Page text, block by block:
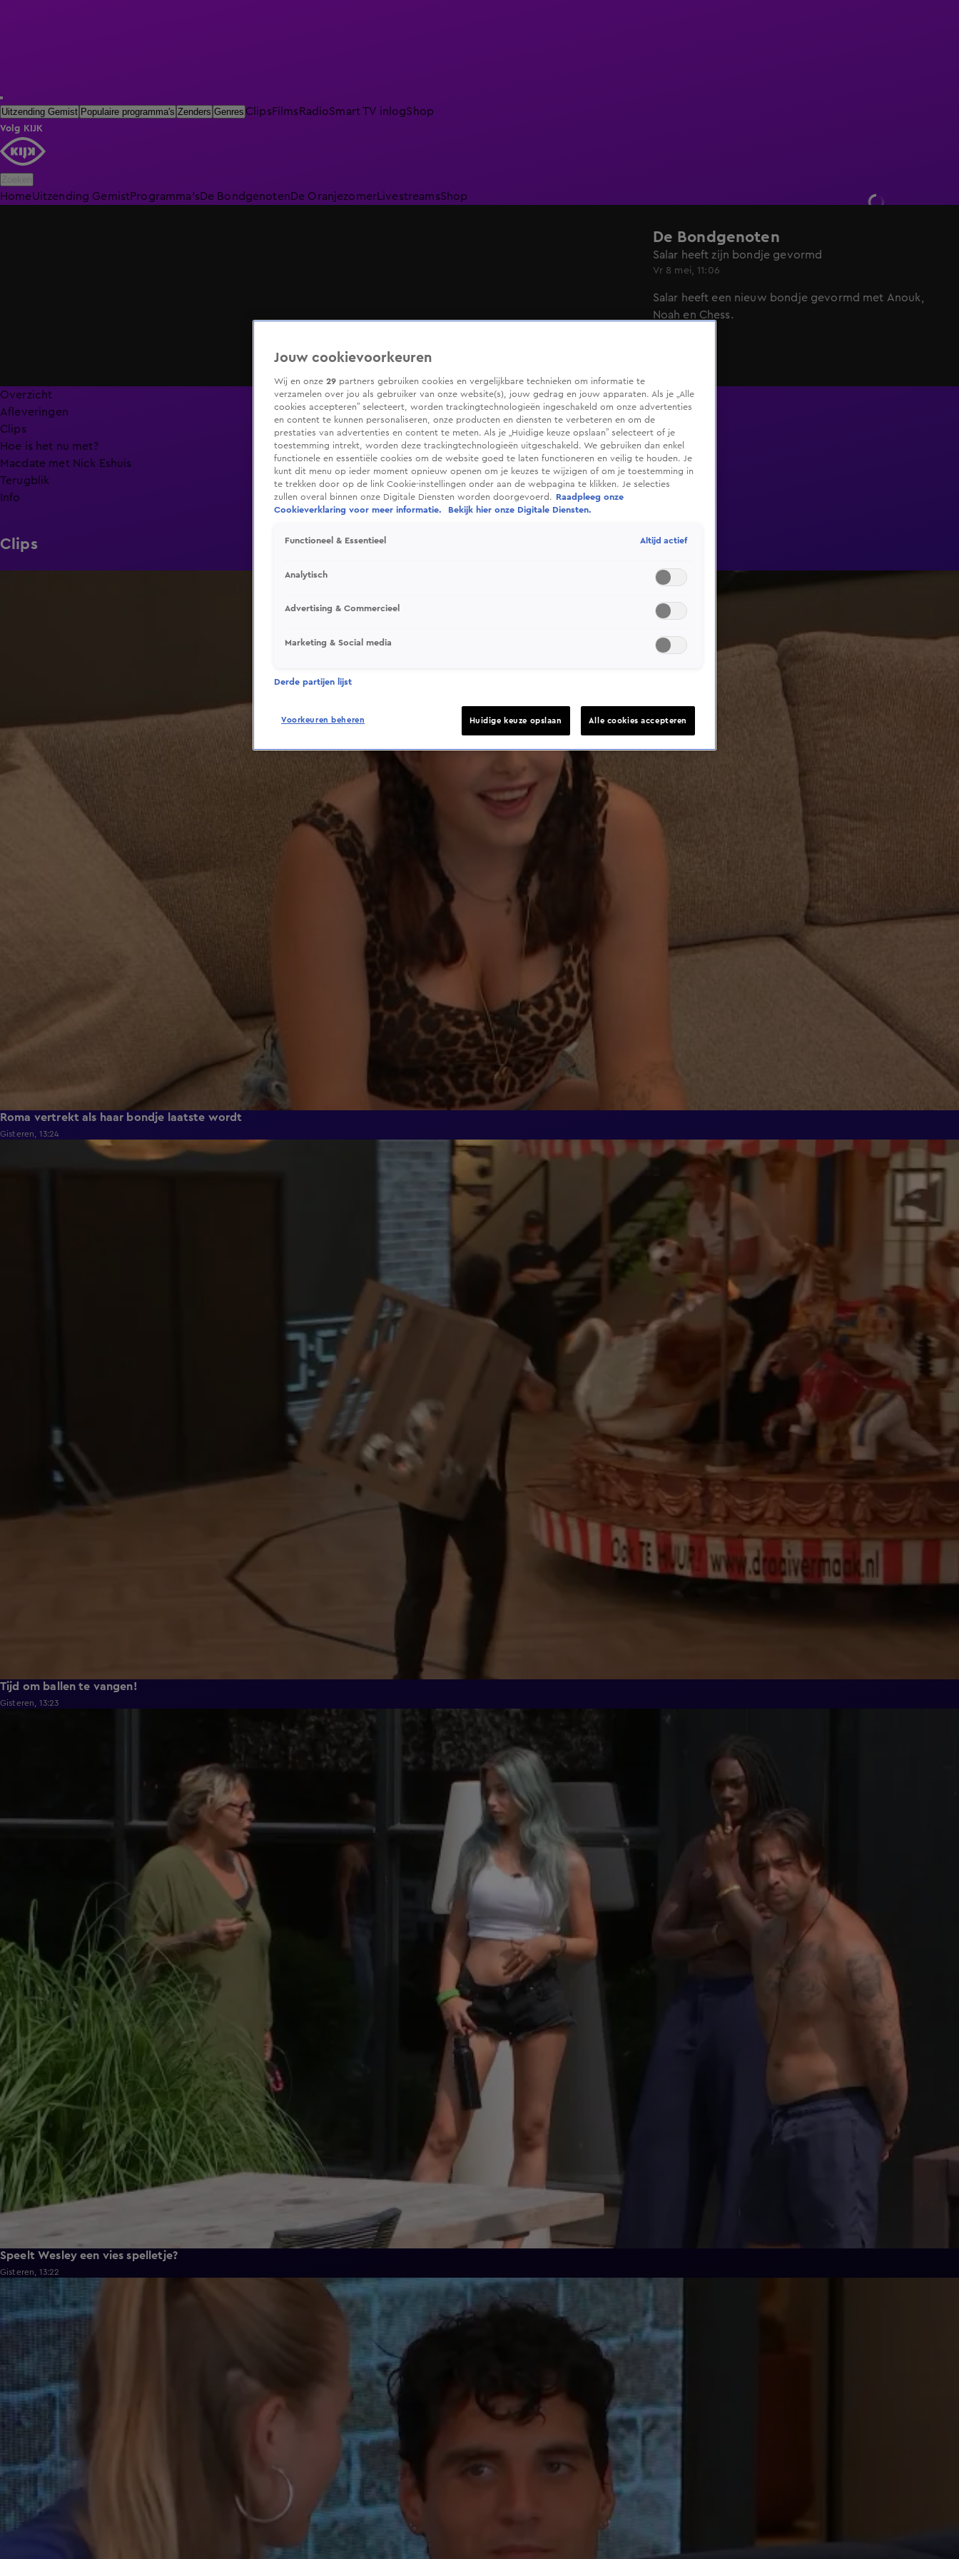
Uitzending Gemist Populaire programma's Zenders Genres ClipsFilmsRadioSmart TV inlogShop
Volg KIJK
HomeUitzending GemistProgramma'sDe BondgenotenDe Oranjezomer LivestreamsShop
De Bondgenoten
Salar heeft zijn bondje gevormd
Vr 8 mei, 11:06
Salar heeft een nieuw bondje gevormd met Anouk,
Noah en Chess.
Overzicht
Afleveringen
Clips
Hoe is het nu met?
Macdate met Nick Eshuis
Terugblik
Info
Clips
Roma vertrekt als haar bondje laatste wordt
Gisteren, 13:24
Tijd om ballen te vangen!
Gisteren, 13:23
Speelt Wesley een vies spelletje?
Gisteren, 13:22
Jouw cookievoorkeuren
Wij en onze 29 partners gebruiken cookies en vergelijkbare technieken om informatie te
verzamelen over jou als gebruiker van onze website(s), jouw gedrag en jouw apparaten. Als je „Alle
cookies accepteren” selecteert, worden trackingtechnologieën ingeschakeld om onze advertenties
en content te kunnen personaliseren, onze producten en diensten te verbeteren en om de
prestaties van advertenties en content te meten. Als je „Huidige keuze opslaan” selecteert of je
toestemming intrekt, worden deze trackingtechnologieën uitgeschakeld. We gebruiken dan enkel
functionele en essentiële cookies om de website goed te laten functioneren en veilig te houden. Je
kunt dit menu op ieder moment opnieuw openen om je keuzes te wijzigen of om je toestemming in
te trekken door op de link Cookie-instellingen onder aan de webpagina te klikken. Je selecties
zullen overal binnen onze Digitale Diensten worden doorgevoerd.
Raadpleeg onze
Cookieverklaring voor meer informatie.
Bekijk hier onze Digitale Diensten.
Functioneel & Essentieel Altijd actief
Analytisch
Advertising & Commercieel
Marketing & Social media
Derde partijen lijst
Voorkeuren beheren Huidige keuze opslaan Alle cookies accepteren